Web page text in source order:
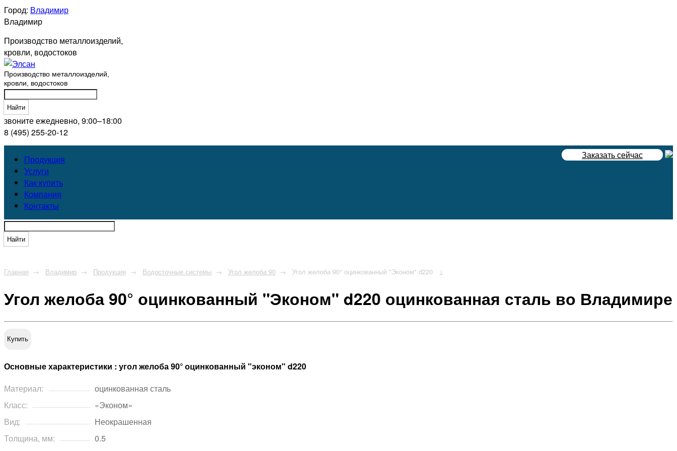
Город: Владимир
Владимир
Производство металлоизделий,
кровли, водостоков
Производство металлоизделий,
кровли, водостоков
Найти
звоните ежедневно, 9:00–18:00
8 (495) 255-20-12
Продукция
Услуги
Как купить
Компания
Контакты
Заказать сейчас
Найти
Главная Владимир Продукция Водосточные системы Угол желоба 90 Угол желоба 90° оцинкованный "Эконом" d220
Угол желоба 90° оцинкованный "Эконом" d220 оцинкованная сталь во Владимире
Купить
Основные характеристики : угол желоба 90° оцинкованный "эконом" d220
Материал:
оцинкованная сталь
Класс:
«Эконом»
Вид:
Неокрашенная
Толщина, мм:
0.5